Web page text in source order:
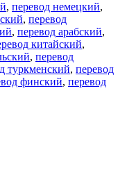
, перевод немецкий,
, перевод
, перевод арабский,
китайский,
, перевод
туркменский, перевод
финский, перевод